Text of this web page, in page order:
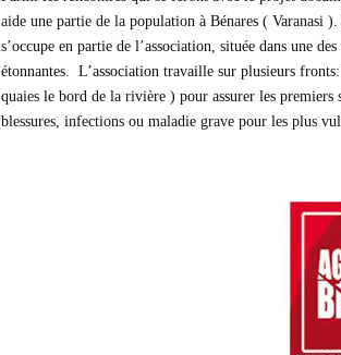
aide une partie de la population à Bénares ( Varanasi
s’occupe en partie de l’association, située dans une
étonnantes. L’association travaille sur plusieurs
quaies le bord de la rivière ) pour assurer les premiers
blessures, infections ou maladie grave pour les plus